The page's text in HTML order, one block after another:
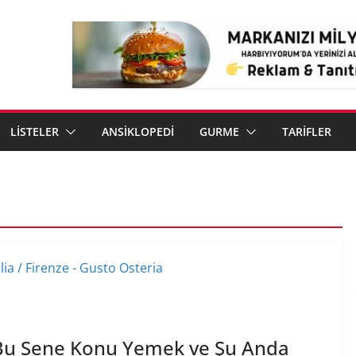
LİSTELER ANSİKLOPEDİ GURME TARİFLER
Sene Konu Yemek ve Şu Anda